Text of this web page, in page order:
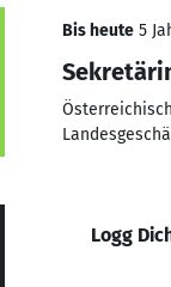
Bis heute 5
Logg